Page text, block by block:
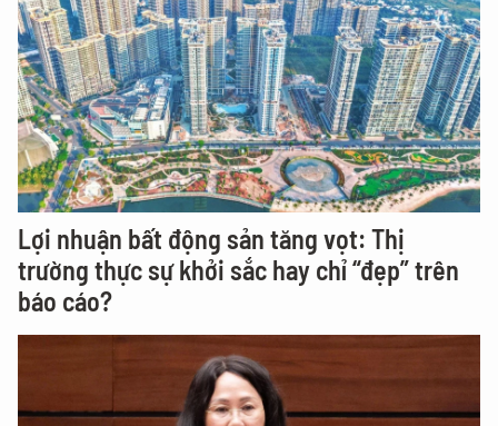
Lợi nhuận bất động sản tăng vọt: Thị
trường thực sự khởi sắc hay chỉ “đẹp” trên
báo cáo?